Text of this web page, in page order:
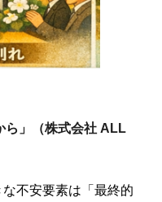
ら」（株式会社 ALL
不安要素は「最終的